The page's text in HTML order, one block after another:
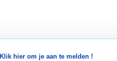
Klik hier om je aan te melden !